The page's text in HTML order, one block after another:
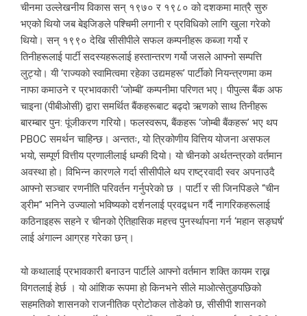
चीनमा उल्लेखनीय विकास सन् १९७० र १९८० को दशकमा मात्रै सुरु
भएको थियो जब बेइजिङले पश्चिमी लगानी र प्रविधिको लागि खुला गरेको
थियो। सन् १९९० देखि सीसीपीले सफल कम्पनीहरू कब्जा गर्यो र
तिनीहरूलाई पार्टी सदस्यहरूलाई हस्तान्तरण गर्यो जसले आफ्नो सम्पत्ति
लुट्यो। यी ‘राज्यको स्वामित्वमा रहेका उद्यमहरू’ पार्टीको नियन्त्रणमा कम
नाफा कमाउने र प्रभावकारी ‘जोम्बी’ कम्पनीमा परिणत भए। पीपुल्स बैंक अफ
चाइना (पीबीओसी) द्वारा समर्थित बैंकहरूबाट बढ्दो ऋणको साथ तिनीहरू
बारम्बार पुन: पूंजीकरण गरियो। फलस्वरूप, बैंकहरू ‘जोम्बी बैंकहरू’ भए थप
PBOC समर्थन चाहिन्छ। अन्ततः, यो त्रिकोणीय वित्तिय योजना असफल
भयो, सम्पूर्ण वित्तीय प्रणालीलाई धम्की दियो। यो चीनको अर्थतन्त्रको वर्तमान
अवस्था हो। विभिन्न कारणले गर्दा सीसीपीले थप राष्ट्रवादी स्वर अपनाउदै
आफ्नो सञ्चार रणनीति परिवर्तन गर्नुपरेको छ । पार्टी र सी जिनपिङले “चीन
ड्रीम” भनिने उज्यालो भविष्यको दर्शनलाई प्रवद्र्धन गर्दै नागरिकहरूलाई
कठिनाइहरू सहने र चीनको ऐतिहासिक महत्त्व पुनर्स्थापना गर्न ‘महान सङ्घर्ष’
लाई अंगाल्न आग्रह गरेका छन्।
यो कथालाई प्रभावकारी बनाउन पार्टीले आफ्नो वर्तमान शक्ति कायम राख्न
विगतलाई हेर्छ । यो आंशिक रूपमा हो किनभने सीले माओत्सेतुङपछिको
सहमतिको शासनको राजनीतिक प्रोटोकल तोडेको छ, सीसीपी शासनको